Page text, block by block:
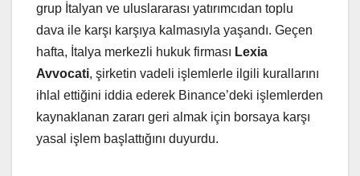
grup İtalyan ve uluslararası yatırımcıdan toplu
dava ile karşı karşıya kalmasıyla yaşandı. Geçen
hafta, İtalya merkezli hukuk firması Lexia
Avvocati, şirketin vadeli işlemlerle ilgili kurallarını
ihlal ettiğini iddia ederek Binance’deki işlemlerden
kaynaklanan zararı geri almak için borsaya karşı
yasal işlem başlattığını duyurdu.